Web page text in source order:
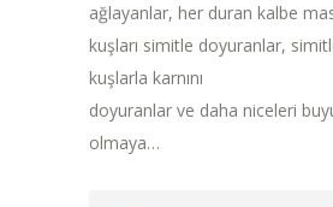
ağlayanlar, her duran kalbe
kuşları simitle doyuranlar,
kuşlarla karnını
doyuranlar ve daha niceleri
olmaya…